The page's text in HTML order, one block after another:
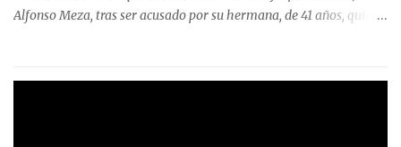
Alfonso Meza, tras ser acusado por su hermana, de 41 años, quien
relató que los hechos ocurrieron cerca de las 11:30 horas en el